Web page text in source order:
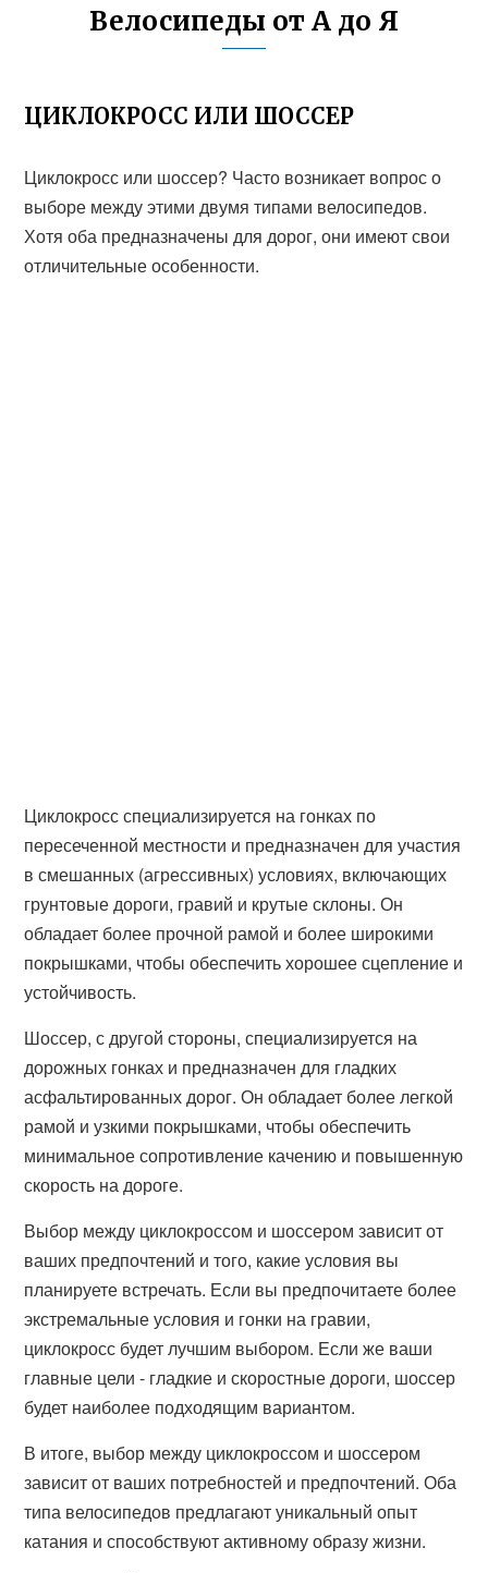
Велосипеды от А до Я
ЦИКЛОКРОСС ИЛИ ШОССЕР
Циклокросс или шоссер? Часто возникает вопрос о
выборе между этими двумя типами велосипедов.
Хотя оба предназначены для дорог, они имеют свои
отличительные особенности.
Циклокросс специализируется на гонках по
пересеченной местности и предназначен для участия
в смешанных (агрессивных) условиях, включающих
грунтовые дороги, гравий и крутые склоны. Он
обладает более прочной рамой и более широкими
покрышками, чтобы обеспечить хорошее сцепление и
устойчивость.
Шоссер, с другой стороны, специализируется на
дорожных гонках и предназначен для гладких
асфальтированных дорог. Он обладает более легкой
рамой и узкими покрышками, чтобы обеспечить
минимальное сопротивление качению и повышенную
скорость на дороге.
Выбор между циклокроссом и шоссером зависит от
ваших предпочтений и того, какие условия вы
планируете встречать. Если вы предпочитаете более
экстремальные условия и гонки на гравии,
циклокросс будет лучшим выбором. Если же ваши
главные цели - гладкие и скоростные дороги, шоссер
будет наиболее подходящим вариантом.
В итоге, выбор между циклокроссом и шоссером
зависит от ваших потребностей и предпочтений. Оба
типа велосипедов предлагают уникальный опыт
катания и способствуют активному образу жизни.